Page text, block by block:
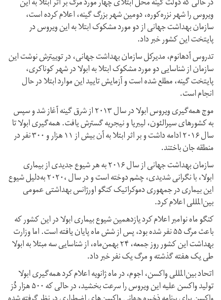
ویروس را شهر نزره‌کوره، دومین شهر بزرگ گینه، اعلام کرده است،
سازمان بهداشت جهانی از دو مورد مشکوک ابتلا به این ویروس در
پایتخت این کشور خبر داد.
تدروس آدهانوم، مدیرکل سازمان بهداشت جهانی، در توییترش نوشت این
سازمان از شناسایی دو مورد مشکوک ابتلا به ابولا در شهر کوناکری،
پایتخت گینه، مطلع شده است و آزمایش تایید این موارد ابتلا در حال
انجام است.
موج همه‌گیری ویروس ابولا در سال ۲۰۱۳ از شرق گینه آغاز شد و سپس
به کشورهای سیرالئون، لیبریا و نیجریه گسترش یافت. همه‌گیری ابولا تا
سال ۲۰۱۶ ادامه داشت و بر اثر ابتلا به آن بیش از ۱۱ هزار و ۳۰۰ نفر در
منطقه جان باختند.
سازمان بهداشت جهانی از سال ۲۰۱۶ به هر شیوع جدیدی از بیماری
ابولا، با نگرانی شدیدی، چشم دوخته است و در سال ،۲۰۲۰ به‌دلیل شیوع
این بیماری در جمهوری دموکراتیک کنگو اورژانس بهداشتی عمومی
بین‌المللی اعلام کرد.
کنگو ماه نوامبر اعلام کرد یازدهمین شیوع بیماری ابولا در این کشور که
باعث مرگ ۵۵ نفر شده بود، پس از شش ماه پایان یافته است. اما وزارت
بهداشت این کشور روز جمعه، ۲۴ بهمن‌ماه، از شناسایی سه مبتلا به ابولا
طی یک هفته گذشته و مرگ یک نفر خبر داد.
اتحاد بین‌المللی واکسن، اجوم، در ماه ژانویه اعلام کرد همه‌گیری ابولا
تولید واکسن علیه این ویروس را سرعت بخشید، در حالی که ۵۰۰ هزار دُز